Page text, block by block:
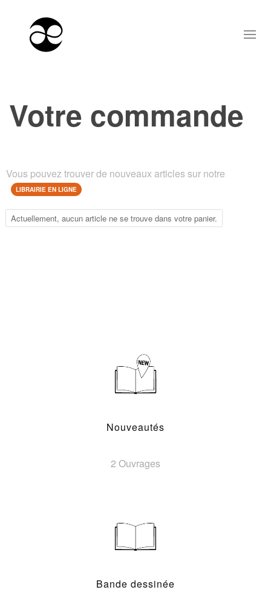
Votre commande
Vous pouvez trouver de nouveaux articles sur notre
LIBRAIRIE EN LIGNE
Actuellement, aucun article ne se trouve dans votre panier.
Nouveautés
2 Ouvrages
Bande dessinée